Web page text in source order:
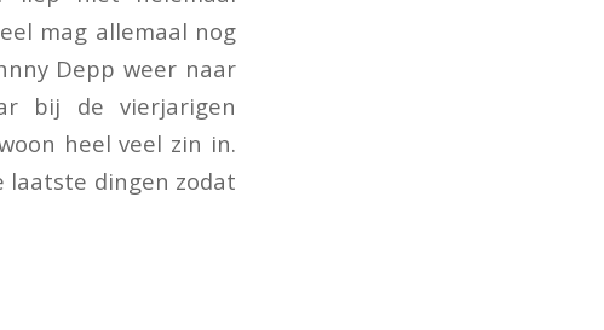
mag allemaal nog
Depp weer naar
bij de vierjarigen
heel veel zin in.
laatste dingen zodat